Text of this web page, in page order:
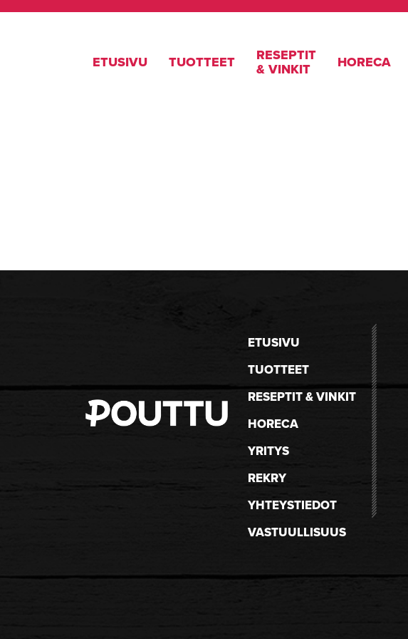
ETUSIVU TUOTTEET RESEPTIT
& VINKIT HORECA
ETUSIVU
TUOTTEET
RESEPTIT & VINKIT
HORECA
YRITYS
REKRY
YHTEYSTIEDOT
VASTUULLISUUS